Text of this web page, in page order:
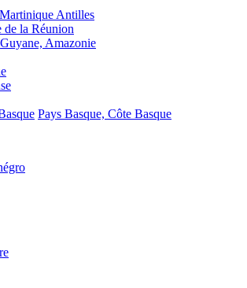
Martinique Antilles
de la Réunion
Guyane, Amazonie
Pays Basque, Côte Basque